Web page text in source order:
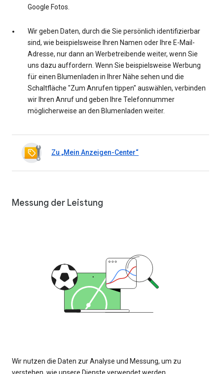
Google Fotos.
Wir geben Daten, durch die Sie persönlich identifizierbar
sind, wie beispielsweise Ihren Namen oder Ihre E-Mail-
Adresse, nur dann an Werbetreibende weiter, wenn Sie
uns dazu auffordern. Wenn Sie beispielsweise Werbung
für einen Blumenladen in Ihrer Nähe sehen und die
Schaltfläche "Zum Anrufen tippen" auswählen, verbinden
wir Ihren Anruf und geben Ihre Telefonnummer
möglicherweise an den Blumenladen weiter.
Zu „Mein Anzeigen-Center“
Messung der Leistung
Wir nutzen die Daten zur Analyse und Messung, um zu